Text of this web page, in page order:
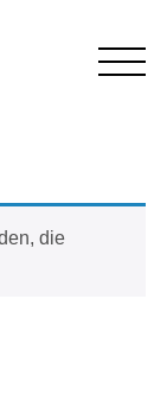
die